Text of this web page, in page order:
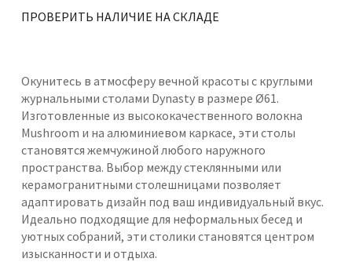
ПРОВЕРИТЬ НАЛИЧИЕ НА СКЛАДЕ
Окунитесь в атмосферу вечной красоты с круглыми
журнальными столами Dynasty в размере Ø61.
Изготовленные из высококачественного волокна
Mushroom и на алюминиевом каркасе, эти столы
становятся жемчужиной любого наружного
пространства. Выбор между стеклянными или
керамогранитными столешницами позволяет
адаптировать дизайн под ваш индивидуальный вкус.
Идеально подходящие для неформальных бесед и
уютных собраний, эти столики становятся центром
изысканности и отдыха.